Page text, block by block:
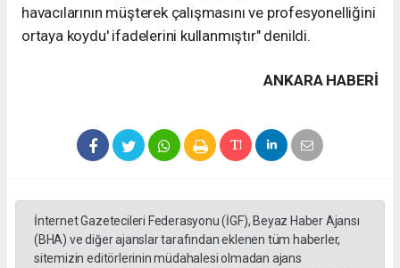
havacılarının müşterek çalışmasını ve profesyonelliğini
ortaya koydu' ifadelerini kullanmıştır" denildi.
ANKARA HABERİ
İnternet Gazetecileri Federasyonu (İGF), Beyaz Haber Ajansı
(BHA) ve diğer ajanslar tarafından eklenen tüm haberler,
sitemizin editörlerinin müdahalesi olmadan ajans